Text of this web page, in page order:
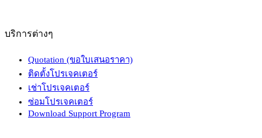
บริการต่างๆ
Quotation (ขอใบเสนอราคา)
ติดตั้งโปรเจคเตอร์
เช่าโปรเจคเตอร์
ซ่อมโปรเจคเตอร์
Download Support Program